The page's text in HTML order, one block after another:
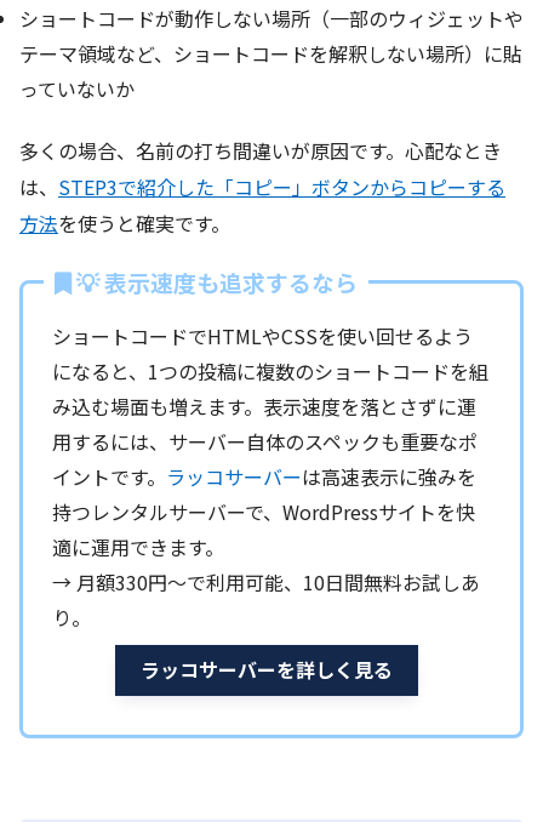
ショートコードが動作しない場所（一部のウィジェットや
テーマ領域など、ショートコードを解釈しない場所）に貼
っていないか
多くの場合、名前の打ち間違いが原因です。心配なとき
は、 STEP3で紹介した「コピー」ボタンからコピーする
方法を使うと確実です。
💡 表示速度も追求するなら
ショートコードでHTMLやCSSを使い回せるよう
になると、1つの投稿に複数のショートコードを組
み込む場面も増えます。表示速度を落とさずに運
用するには、サーバー自体のスペックも重要なポ
イントです。 ラッコサーバーは高速表示に強みを
持つレンタルサーバーで、WordPressサイトを快
適に運用できます。
→ 月額330円〜で利用可能、10日間無料お試しあ
り。
ラッコサーバーを詳しく見る